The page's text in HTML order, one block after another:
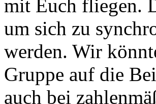
mit Euch fliegen.
um sich zu
werden. Wir
Gruppe auf die
auch bei